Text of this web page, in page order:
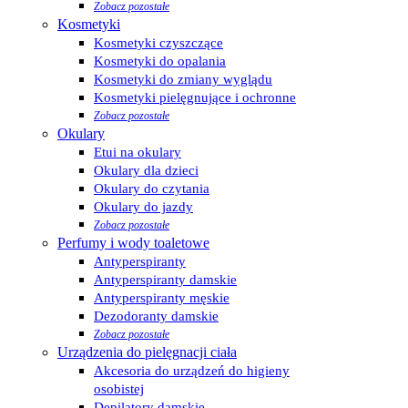
Zobacz pozostałe
Kosmetyki
Kosmetyki czyszczące
Kosmetyki do opalania
Kosmetyki do zmiany wyglądu
Kosmetyki pielęgnujące i ochronne
Zobacz pozostałe
Okulary
Etui na okulary
Okulary dla dzieci
Okulary do czytania
Okulary do jazdy
Zobacz pozostałe
Perfumy i wody toaletowe
Antyperspiranty
Antyperspiranty damskie
Antyperspiranty męskie
Dezodoranty damskie
Zobacz pozostałe
Urządzenia do pielęgnacji ciała
Akcesoria do urządzeń do higieny
osobistej